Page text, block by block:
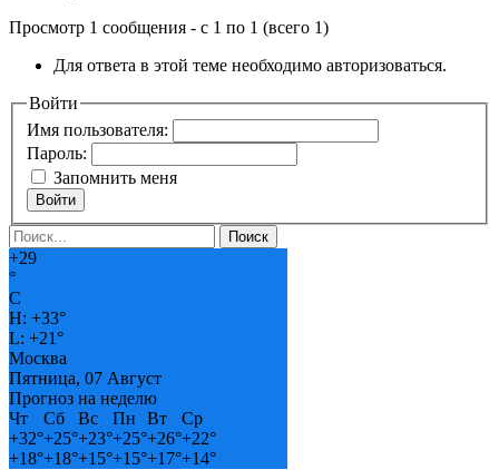
Просмотр 1 сообщения - с 1 по 1 (всего 1)
Для ответа в этой теме необходимо авторизоваться.
Войти
Имя пользователя:
Пароль:
Запомнить меня
Войти
+29
°
C
H: +33°
L: +21°
Москва
Пятница, 07 Август
Прогноз на неделю
Чт
Сб Вс Пн Вт
Ср
+32°+25°+23°+25°+26°+22°
+18°+18°+15°+15°+17°+14°